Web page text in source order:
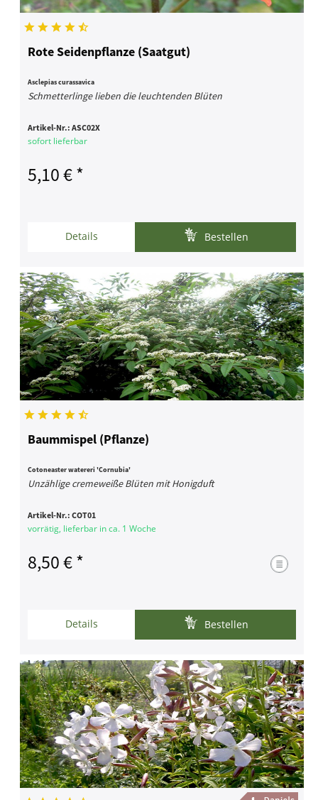
Rote Seidenpflanze (Saatgut)
Asclepias curassavica
Schmetterlinge lieben die leuchtenden Blüten
Artikel-Nr.:ASC02X
sofort lieferbar
5,10 € *
Details Bestellen
Baummispel (Pflanze)
Cotoneaster watereri 'Cornubia'
Unzählige cremeweiße Blüten mit Honigduft
Artikel-Nr.:COT01
vorrätig, lieferbar in ca. 1 Woche
8,50 € *
Details Bestellen